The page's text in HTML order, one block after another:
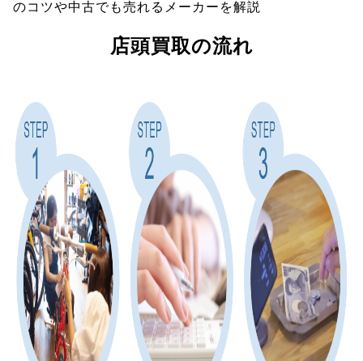
のコツや中古でも売れるメーカーを解説
店頭買取の流れ